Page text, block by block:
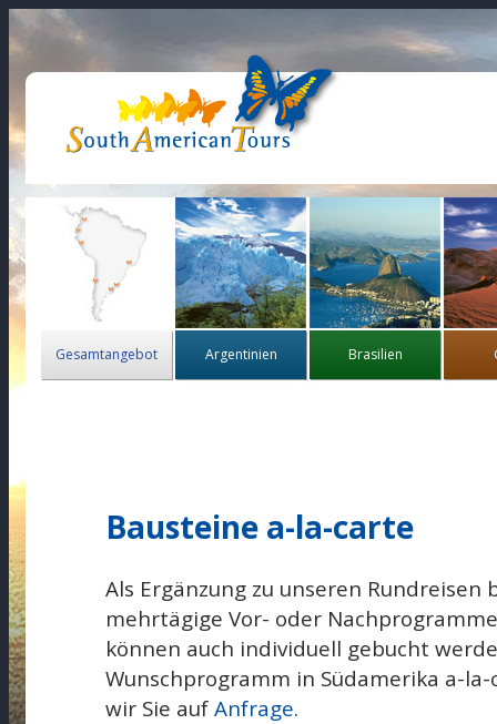
Gesamtangebot Argentinien Brasilien
Bausteine a-la-carte
Als Ergänzung zu unseren
mehrtägige Vor- oder
können auch individuell gebucht
Wunschprogramm in Südamerika a-
wir Sie aufAnfrage.